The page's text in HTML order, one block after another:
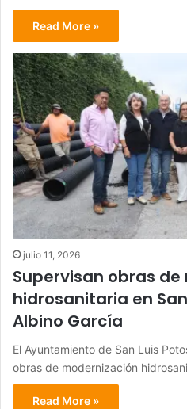
Read More »
julio 11, 2026
Supervisan obras
hidrosanitaria en
Albino García
El Ayuntamiento de San Luis
obras de modernización
Read More »